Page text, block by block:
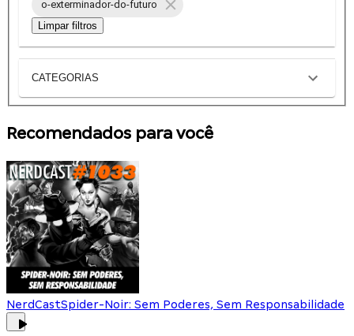
o-exterminador-do-futuro
Limpar filtros
CATEGORIAS
Recomendados para você
NerdCastSpider-Noir: Sem Poderes, Sem Responsabilidade